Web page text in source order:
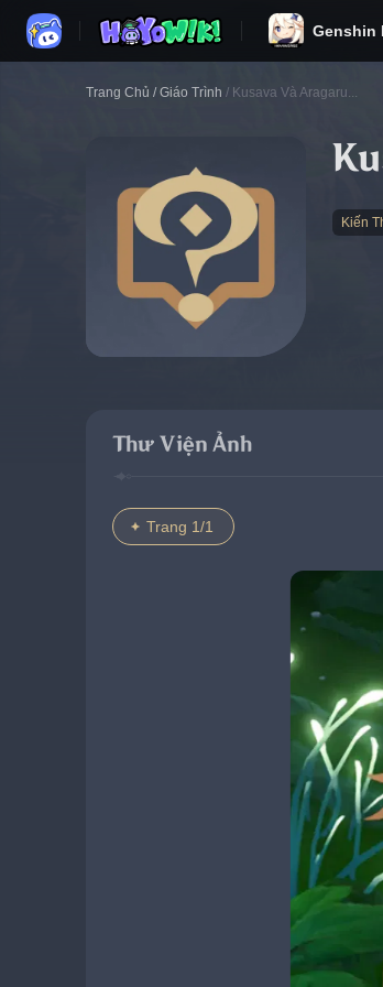
Genshin
Trang Chủ / Giáo Trình / Kusava Và Aragaru...
Kiến
Thư Viện Ảnh
Trang 1/1